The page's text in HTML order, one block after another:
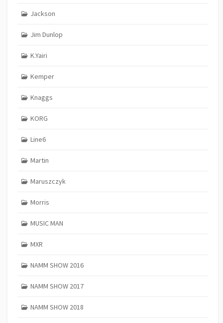
Jackson
Jim Dunlop
K.Yairi
Kemper
Knaggs
KORG
Line6
Martin
Maruszczyk
Morris
MUSIC MAN
MXR
NAMM SHOW 2016
NAMM SHOW 2017
NAMM SHOW 2018